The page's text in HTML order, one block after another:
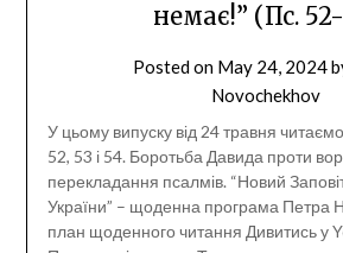
немає!” (Пс.
Posted on May 24, 2024
Novochekhov
У цьому випуску від 24 травня
52, 53 і 54. Боротьба Давида проти
перекладання псалмів. “Новий
України” – щоденна програма Петра
план щоденного читання Дивитись у